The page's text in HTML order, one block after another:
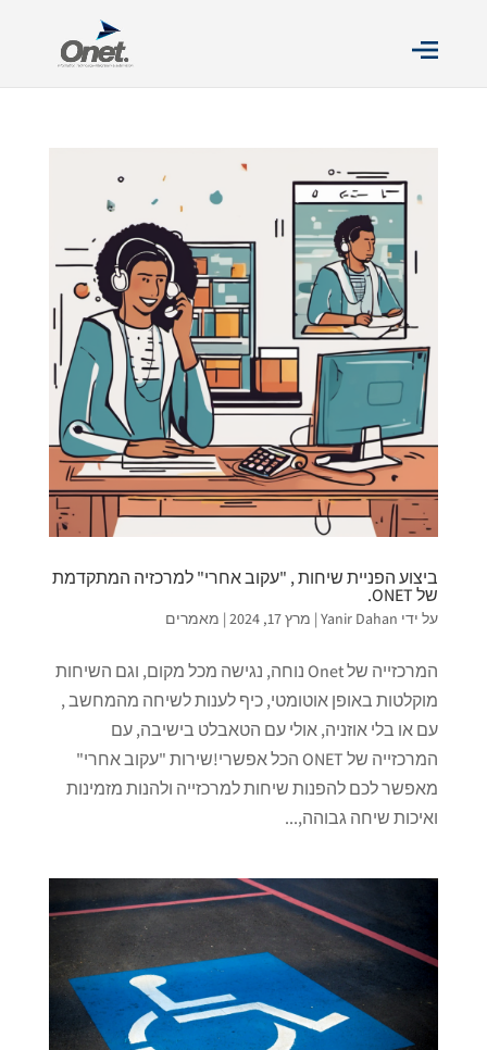
ביצוע הפניית שיחות , "עקוב אחרי" למרכזיה המתקדמת
של ONET.
על ידי Yanir Dahan
| מרץ 17, 2024 | מאמרים
המרכזייה של Onet נוחה, נגישה מכל מקום, וגם השיחות
מוקלטות באופן אוטומטי, כיף לענות לשיחה מהמחשב ,
עם או בלי אוזניה, אולי עם הטאבלט בישיבה, עם
המרכזייה של ONET הכל אפשרי!שירות "עקוב אחרי"
מאפשר לכם להפנות שיחות למרכזייה ולהנות מזמינות
ואיכות שיחה גבוהה,...